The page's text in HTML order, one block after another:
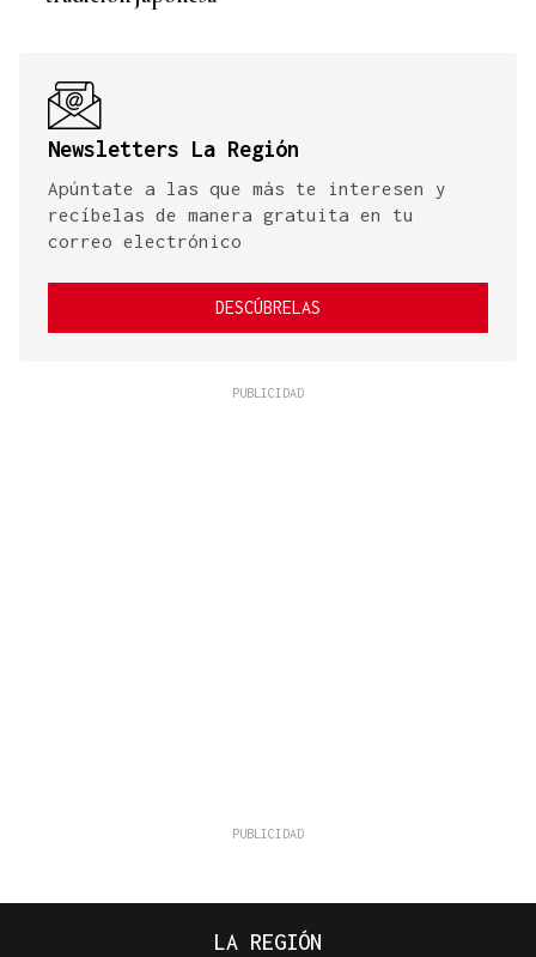
Newsletters La Región
Apúntate a las que más te interesen y
recíbelas de manera gratuita en tu
correo electrónico
DESCÚBRELAS
LA REGIÓN